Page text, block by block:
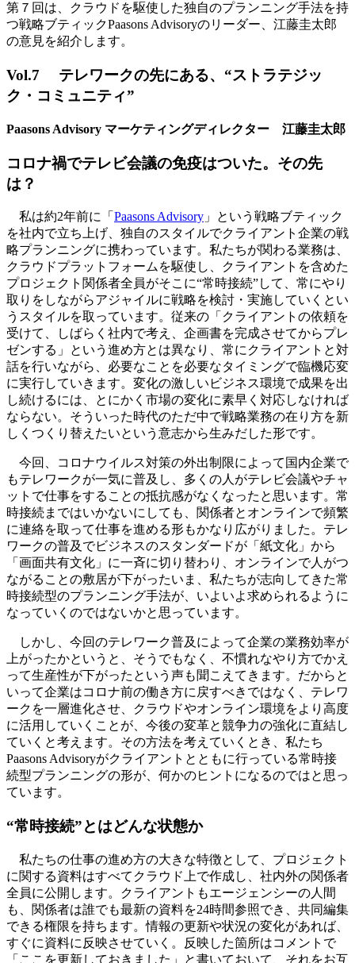
第７回は、クラウドを駆使した独自のプランニング手法を持
つ戦略ブティックPaasons Advisoryのリーダー、江藤圭太郎
の意見を紹介します。
Vol.7 テレワークの先にある、“ストラテジッ
ク・コミュニティ”
Paasons Advisory マーケティングディレクター 江藤圭太郎
コロナ禍でテレビ会議の免疫はついた。その先
は？
私は約2年前に「 Paasons Advisory 」という戦略ブティック
を社内で立ち上げ、独自のスタイルでクライアント企業の戦
略プランニングに携わっています。私たちが関わる業務は、
クラウドプラットフォームを駆使し、クライアントを含めた
プロジェクト関係者全員がそこに“常時接続”して、常にやり
取りをしながらアジャイルに戦略を検討・実施していくとい
うスタイルを取っています。従来の「クライアントの依頼を
受けて、しばらく社内で考え、企画書を完成させてからプレ
ゼンする」という進め方とは異なり、常にクライアントと対
話を行いながら、必要なことを必要なタイミングで臨機応変
に実行していきます。変化の激しいビジネス環境で成果を出
し続けるには、とにかく市場の変化に素早く対応しなければ
ならない。そういった時代のただ中で戦略業務の在り方を新
しくつくり替えたいという意志から生みだした形です。
今回、コロナウイルス対策の外出制限によって国内企業で
もテレワークが一気に普及し、多くの人がテレビ会議やチャ
ットで仕事をすることの抵抗感がなくなったと思います。常
時接続まではいかないにしても、関係者とオンラインで頻繁
に連絡を取って仕事を進める形もかなり広がりました。テレ
ワークの普及でビジネスのスタンダードが「紙文化」から
「画面共有文化」に一斉に切り替わり、オンラインで人がつ
ながることの敷居が下がったいま、私たちが志向してきた常
時接続型のプランニング手法が、いよいよ求められるように
なっていくのではないかと思っています。
しかし、今回のテレワーク普及によって企業の業務効率が
上がったかというと、そうでもなく、不慣れなやり方でかえ
って生産性が下がったという声も聞こえてきます。だからと
いって企業はコロナ前の働き方に戻すべきではなく、テレワ
ークを一層進化させ、クラウドやオンライン環境をより高度
に活用していくことが、今後の変革と競争力の強化に直結し
ていくと考えます。その方法を考えていくとき、私たち
Paasons Advisoryがクライアントとともに行っている常時接
続型プランニングの形が、何かのヒントになるのではと思っ
ています。
“常時接続”とはどんな状態か
私たちの仕事の進め方の大きな特徴として、プロジェクト
に関する資料はすべてクラウド上で作成し、社内外の関係者
全員に公開します。クライアントもエージェンシーの人間
も、関係者は誰でも最新の資料を24時間参照でき、共同編集
できる権限を持ちます。情報の更新や状況の変化があれば、
すぐに資料に反映させていく。反映した箇所はコメントで
「ここを更新しておきました」と書いておいて、それをお互